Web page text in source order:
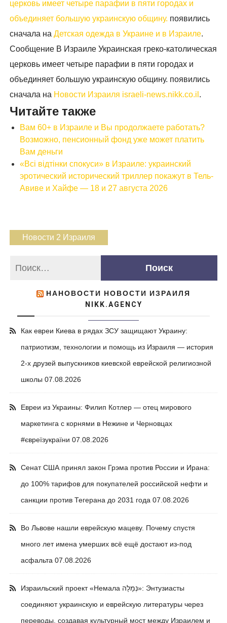
церковь имеет четыре парафии в пяти городах и
объединяет большую украинскую общину. появились
сначала наДетская одежда в Украине и в Израиле.
Сообщение В Израиле Украинская греко-католическая
церковь имеет четыре парафии в пяти городах и
объединяет большую украинскую общину. появились
сначала на Новости Израиля israeli-news.nikk.co.il .
Читайте также
Вам 60+ в Израиле и Вы продолжаете работать?
Возможно, пенсионный фонд уже может платить
Вам деньги
«Всі відтінки спокуси» в Израиле: украинский
эротический исторический триллер покажут в Тель-
Авиве и Хайфе — 18 и 27 августа 2026
Новости 2 Израиля
НАНОВОСТИ НОВОСТИ ИЗРАИЛЯ
NIKK.AGENCY
Как евреи Киева в рядах ЗСУ защищают Украину:
патриотизм, технологии и помощь из Израиля — история
2-х друзей выпускников киевской еврейской религиозной
школы 07.08.2026
Евреи из Украины: Филип Котлер — отец мирового
маркетинга с корнями в Нежине и Черновцах
#євреїзукраїни 07.08.2026
Сенат США принял закон Грэма против России и Ирана:
до 100% тарифов для покупателей российской нефти и
санкции против Тегерана до 2031 года 07.08.2026
Во Львове нашли еврейскую мацеву. Почему спустя
много лет имена умерших всё ещё достают из-под
асфальта 07.08.2026
Израильский проект «Немала נְמָלָה»: Энтузиасты
соединяют украинскую и еврейскую литературы через
переводы, создавая культурный мост между Израилем и